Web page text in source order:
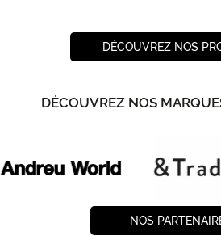
DÉCOUVREZ NOS
DÉCOUVREZ NOS
NOS